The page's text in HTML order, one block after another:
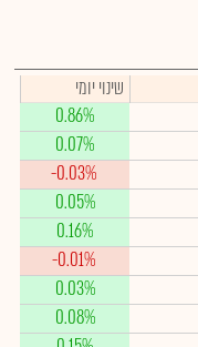
שינוי יומי
0.86%
0.07%
-0.03%
0.05%
0.16%
-0.01%
0.03%
0.08%